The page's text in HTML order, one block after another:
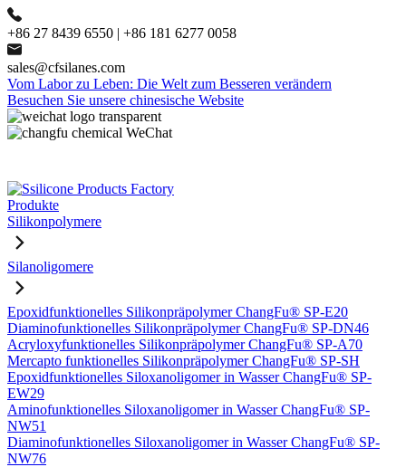
+86 27 8439 6550 | +86 181 6277 0058
sales@cfsilanes.com
Vom Labor zu Leben: Die Welt zum Besseren verändern
Besuchen Sie unsere chinesische Website
Produkte
Silikonpolymere
Silanoligomere
Epoxidfunktionelles Silikonpräpolymer ChangFu® SP-E20
Diaminofunktionelles Silikonpräpolymer ChangFu® SP-DN46
Acryloxyfunktionelles Silikonpräpolymer ChangFu® SP-A70
Mercapto funktionelles Silikonpräpolymer ChangFu® SP-SH
Epoxidfunktionelles Siloxanoligomer in Wasser ChangFu® SP-
EW29
Aminofunktionelles Siloxanoligomer in Wasser ChangFu® SP-
NW51
Diaminofunktionelles Siloxanoligomer in Wasser ChangFu® SP-
NW76